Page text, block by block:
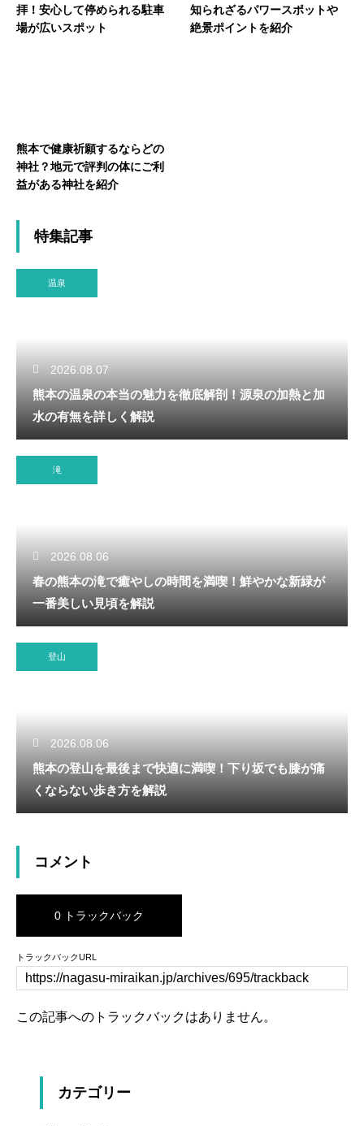
拝！安心して停められる駐車
場が広いスポット
知られざるパワースポットや
絶景ポイントを紹介
熊本で健康祈願するならどの
神社？地元で評判の体にご利
益がある神社を紹介
特集記事
温泉
2026.08.07
熊本の温泉の本当の魅力を徹底解剖！源泉の加熱と加
水の有無を詳しく解説
滝
2026.08.06
春の熊本の滝で癒やしの時間を満喫！鮮やかな新緑が
一番美しい見頃を解説
登山
2026.08.06
熊本の登山を最後まで快適に満喫！下り坂でも膝が痛
くならない歩き方を解説
コメント
0 トラックバック
トラックバックURL
この記事へのトラックバックはありません。
カテゴリー